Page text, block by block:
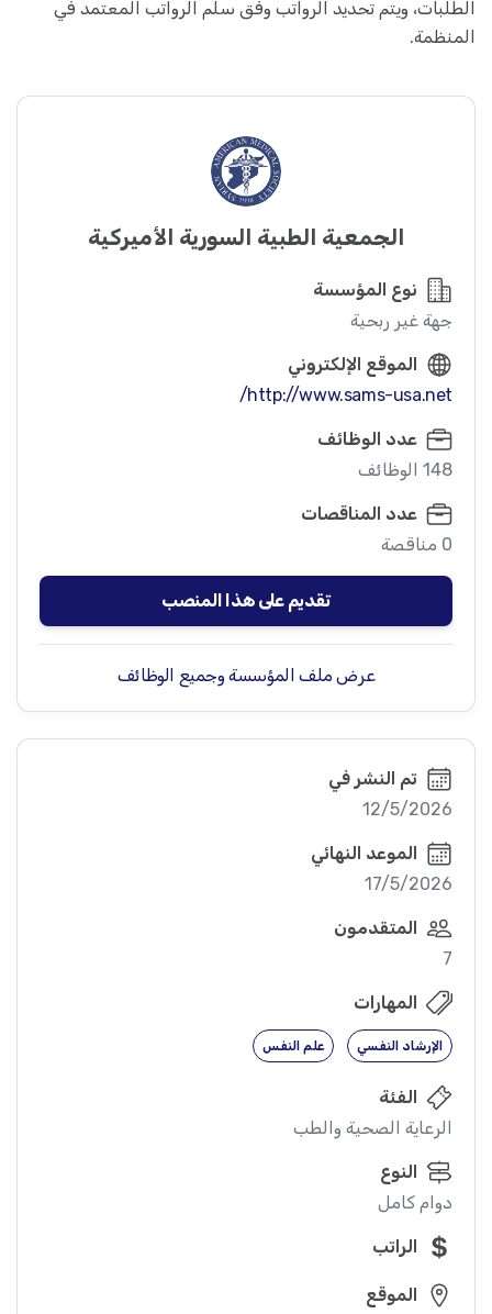
الطلبات، ويتم تحديد الرواتب وفق سلم الرواتب المعتمد في
المنظمة.
الجمعية الطبية السورية الأميركية
نوع المؤسسة
جهة غير ربحية
الموقع الإلكتروني
http://www.sams-usa.net/
عدد الوظائف
148 الوظائف
عدد المناقصات
0 مناقصة
تقديم على هذا المنصب
عرض ملف المؤسسة وجميع الوظائف
تم النشر في
12/5/2026
الموعد النهائي
17/5/2026
المتقدمون
7
المهارات
الإرشاد النفسي علم النفس
الفئة
الرعاية الصحية والطب
النوع
دوام كامل
الراتب
الموقع